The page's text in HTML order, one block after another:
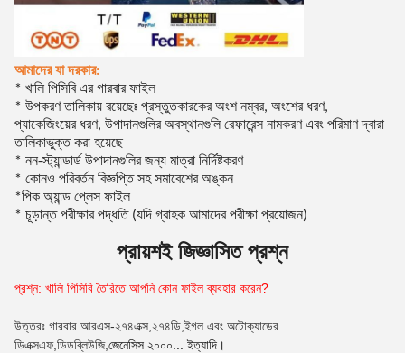
আমাদের যা দরকার:
* খালি পিসিবি এর গারবার ফাইল
* উপকরণ তালিকায় রয়েছেঃ প্রস্তুতকারকের অংশ নম্বর, অংশের ধরণ,
প্যাকেজিংয়ের ধরণ, উপাদানগুলির অবস্থানগুলি রেফারেন্স নামকরণ এবং পরিমাণ দ্বারা
তালিকাভুক্ত করা হয়েছে
* নন-স্ট্যান্ডার্ড উপাদানগুলির জন্য মাত্রা নির্দিষ্টকরণ
* কোনও পরিবর্তন বিজ্ঞপ্তি সহ সমাবেশের অঙ্কন
*পিক অ্যান্ড প্লেস ফাইল
* চূড়ান্ত পরীক্ষার পদ্ধতি (যদি গ্রাহক আমাদের পরীক্ষা প্রয়োজন)
প্রায়শই জিজ্ঞাসিত প্রশ্ন
প্রশ্ন: খালি পিসিবি তৈরিতে আপনি কোন ফাইল ব্যবহার করেন?
উত্তরঃ গারবার আরএস-২৭৪এক্স,২৭৪ডি,ইগল এবং অটোক্যাডের
ডিএক্সএফ,ডিডব্লিউজি,জেনেসিস ২০০০... ইত্যাদি।